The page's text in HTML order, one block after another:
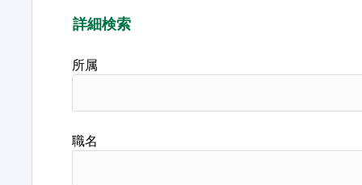
詳細検索
所属
職名